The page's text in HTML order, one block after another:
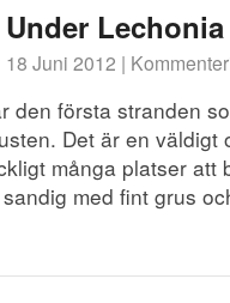
Under Lechonia
18 Juni 2012 |
den första stranden
Det är en väldigt
många platser att
med fint grus